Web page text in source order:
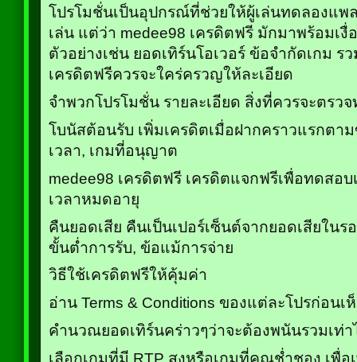
โปรโมชั่นเป็นอุปกรณ์ที่ช่วยให้ผู้เล่นทดลองแพ
เล่น แต่ว่า medee98 เครดิตฟรี มักมาพร้อมเงื่
ตัวอย่างเช่น ยอดเทิร์นโอเวอร์ ข้อจำกัดเกม ร
เครดิตฟรีควรจะใคร่ครวญให้ละเอียด
จำพวกโปรโมชั่น รายละเอียด สิ่งที่ควรจะตรว
โบนัสต้อนรับ เพิ่มเครดิตเมื่อฝากคราวแรกตา
เวลา, เกมที่อนุญาต
medee98 เครดิตฟรี เครดิตแจกฟรีเพื่อทดสอ
เวลาหมดอายุ
คืนยอดเสีย คืนเป็นเปอร์เซ็นต์จากยอดเสียใน
ขั้นต่ำการรับ, ข้อแม้การจ่าย
วิธีใช้เครดิตฟรีให้คุ้มค่า
อ่าน Terms & Conditions ของแต่ละโปรก่อนเ
คำนวณยอดเทิร์นคร่าวๆว่าจะต้องพนันรวมเท่า
เลือกเกมที่มี RTP สูงหรือเกมที่คุณช่ำชอง เพื่อ